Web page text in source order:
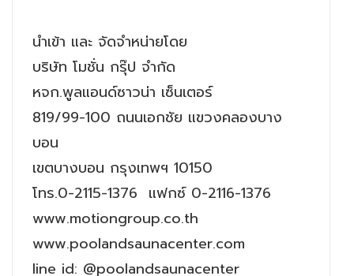
นำเข้า และ จัดจำหน่ายโดย
บริษัท โมชั่น กรุ๊ป จำกัด
หจก.พูลแอนด์ซาวน่า เซ็นเตอร์
819/99-100 ถนนเอกชัย แขวงคลองบาง
บอน
เขตบางบอน กรุงเทพฯ 10150
โทร.0-2115-1376 แฟกซ์ 0-2116-1376
www.motiongroup.co.th
www.poolandsaunacenter.com
line id: @poolandsaunacenter